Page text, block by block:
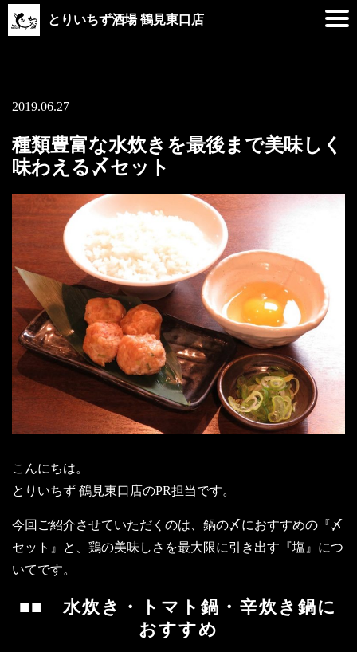
とりいちず酒場 鶴見東口店
2019.06.27
種類豊富な水炊きを最後まで美味しく
味わえる〆セット
こんにちは。
とりいちず 鶴見東口店のPR担当です。
今回ご紹介させていただくのは、鍋の〆におすすめの『〆
セット』と、鶏の美味しさを最大限に引き出す『塩』につ
いてです。
■■ 水炊き・トマト鍋・辛炊き鍋に
おすすめ